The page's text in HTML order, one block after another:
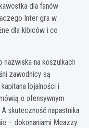
dla fanów
Inter gra w
dla kibiców i co
na koszulkach
zawodnicy są
lojalności i
o ofensywnym
skuteczność napastnika
– dokonaniami Meazzy.